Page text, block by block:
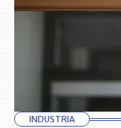
INDUSTRIA